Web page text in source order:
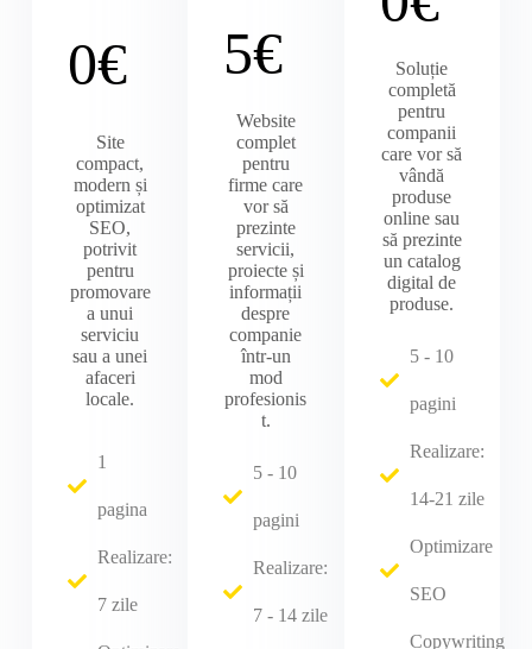
0€
Site
compact,
modern și
optimizat
SEO,
potrivit
pentru
promovare
a unui
serviciu
sau a unei
afaceri
locale.
1
pagina
Realizare:
7 zile
5€
Website
complet
pentru
firme care
vor să
prezinte
servicii,
proiecte și
informații
despre
companie
într-un
mod
profesionis
t.
5 - 10
pagini
Realizare:
7 - 14 zile
Soluție
completă
pentru
companii
care vor să
vândă
produse
online sau
să prezinte
un catalog
digital de
produse.
5 - 10
pagini
Realizare:
14-21 zile
Optimizare
SEO
Copywriting